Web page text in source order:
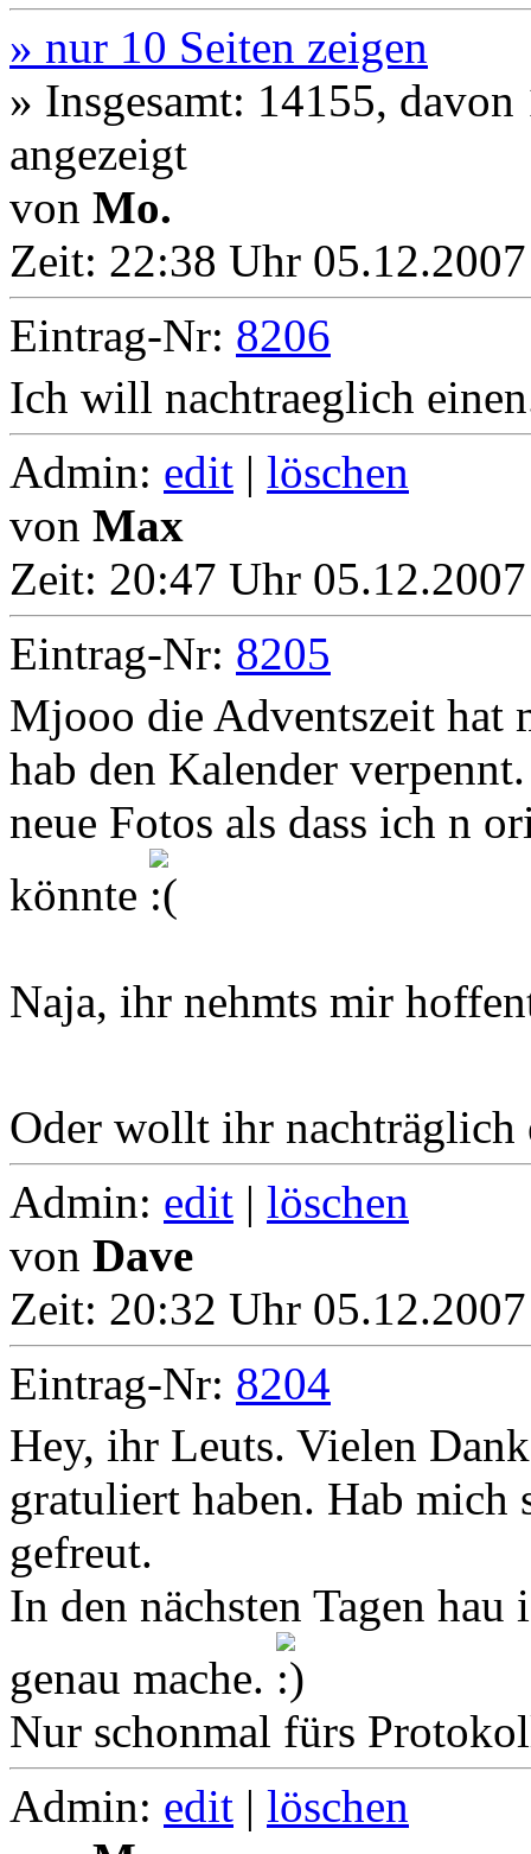
» nur 10 Seiten zeigen
» Insgesamt: 14155,
angezeigt
von Mo.
Zeit: 22:38 Uhr
Eintrag-Nr: 8206
Ich will nachtraeglich
Admin: edit | löschen
von Max
Zeit: 20:47 Uhr
Eintrag-Nr: 8205
Mjooo die Adventszeit hat
hab den Kalender
neue Fotos als dass ich n
könnte
Naja, ihr nehmts mir
Oder wollt ihr nachträglich
Admin: edit | löschen
von Dave
Zeit: 20:32 Uhr
Eintrag-Nr: 8204
Hey, ihr Leuts. Vielen
gratuliert haben. Hab mich
gefreut.
In den nächsten Tagen
genau mache.
Nur schonmal fürs
Admin: edit | löschen